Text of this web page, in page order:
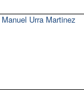
Manuel Urra Martinez